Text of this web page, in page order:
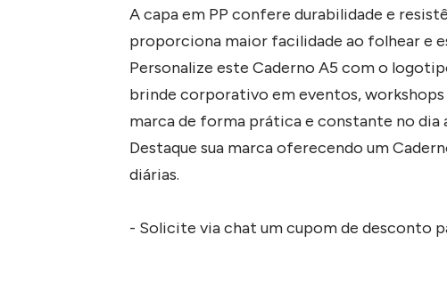
A capa em PP confere durabilidade e
proporciona maior facilidade ao folhear e
Personalize este Caderno A5 com o
brinde corporativo em eventos,
marca de forma prática e constante no dia
Destaque sua marca oferecendo um
diárias.
- Solicite via chat um cupom de desconto